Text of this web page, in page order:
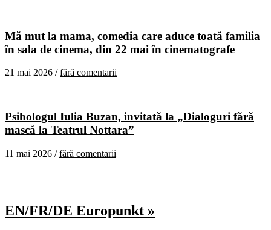
Mă mut la mama, comedia care aduce toată familia
în sala de cinema, din 22 mai în cinematografe
21 mai 2026 /fără comentarii
Psihologul Iulia Buzan, invitată la „Dialoguri fără
mască la Teatrul Nottara”
11 mai 2026 /fără comentarii
EN/FR/DE Europunkt »